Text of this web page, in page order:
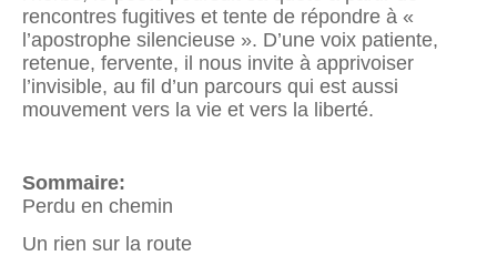
rencontres fugitives et tente de répondre à «
l’apostrophe silencieuse ». D’une voix patiente,
retenue, fervente, il nous invite à apprivoiser
l’invisible, au fil d’un parcours qui est aussi
mouvement vers la vie et vers la liberté.
Sommaire:
Perdu en chemin
Un rien sur la route